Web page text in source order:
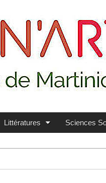
Littératures Sciences